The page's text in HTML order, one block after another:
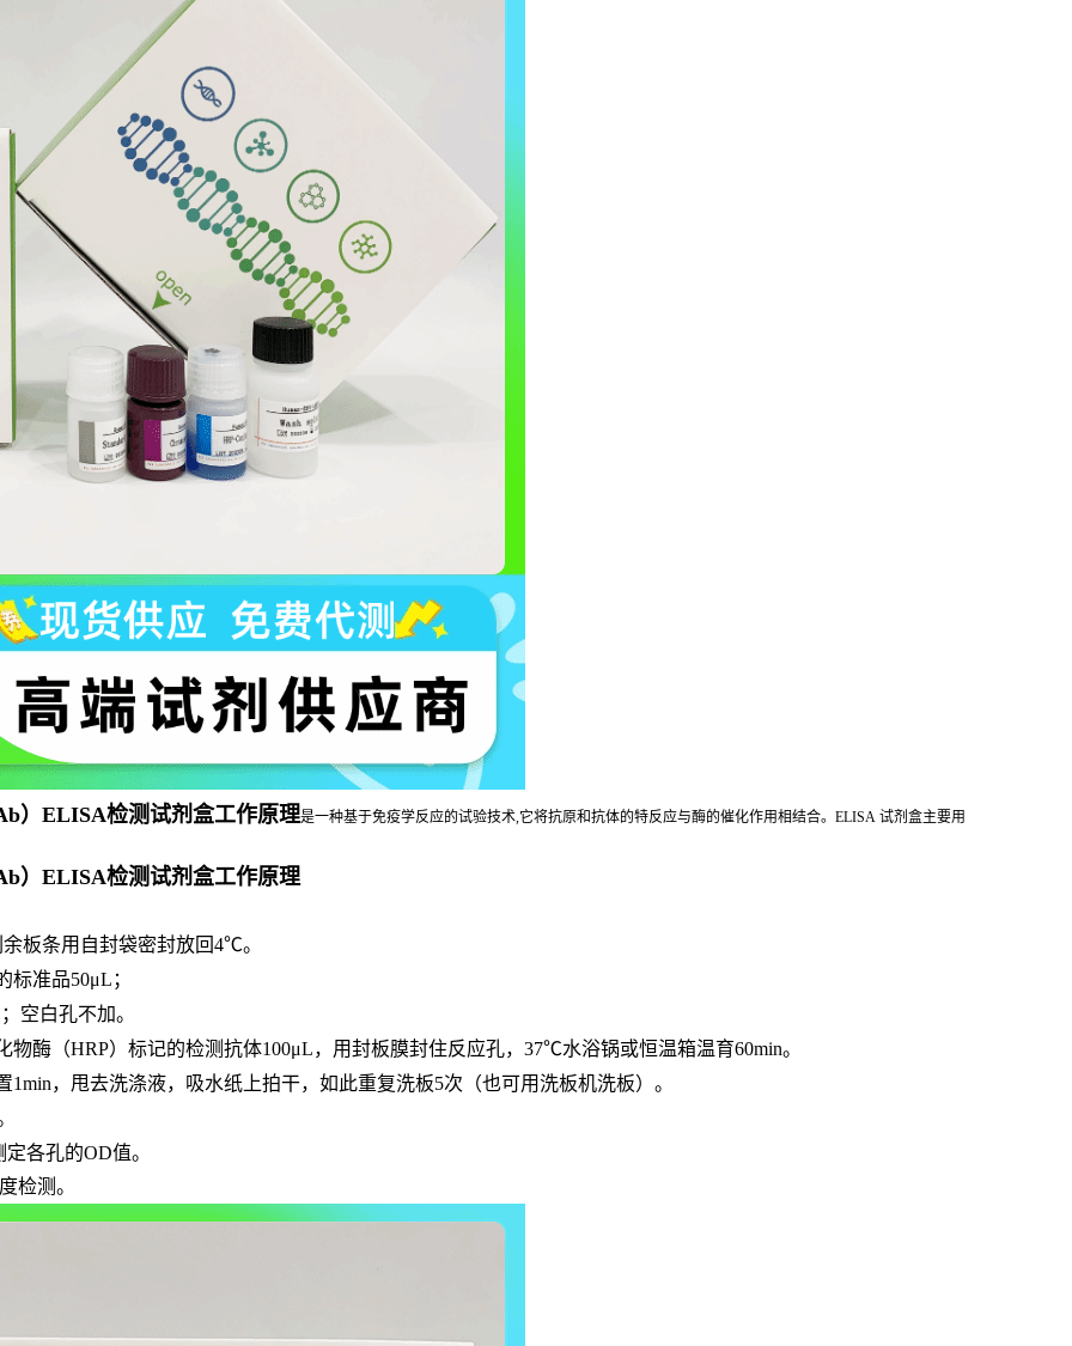
）ELISA检测试剂盒工作原理是一种基于免疫学反应的试验技术,它将抗原和抗体的特反应与酶的催化作用相结合。ELISA 试剂盒主要用
）ELISA检测试剂盒工作原理
板条用自封袋密封放回4℃。
标准品50μL；
空白孔不加。
物酶（HRP）标记的检测抗体100μL，用封板膜封住反应孔，37℃水浴锅或恒温箱温育60min。
1min，甩去洗涤液，吸水纸上拍干，如此重复洗板5次（也可用洗板机洗板）。
各孔的OD值。
检测。